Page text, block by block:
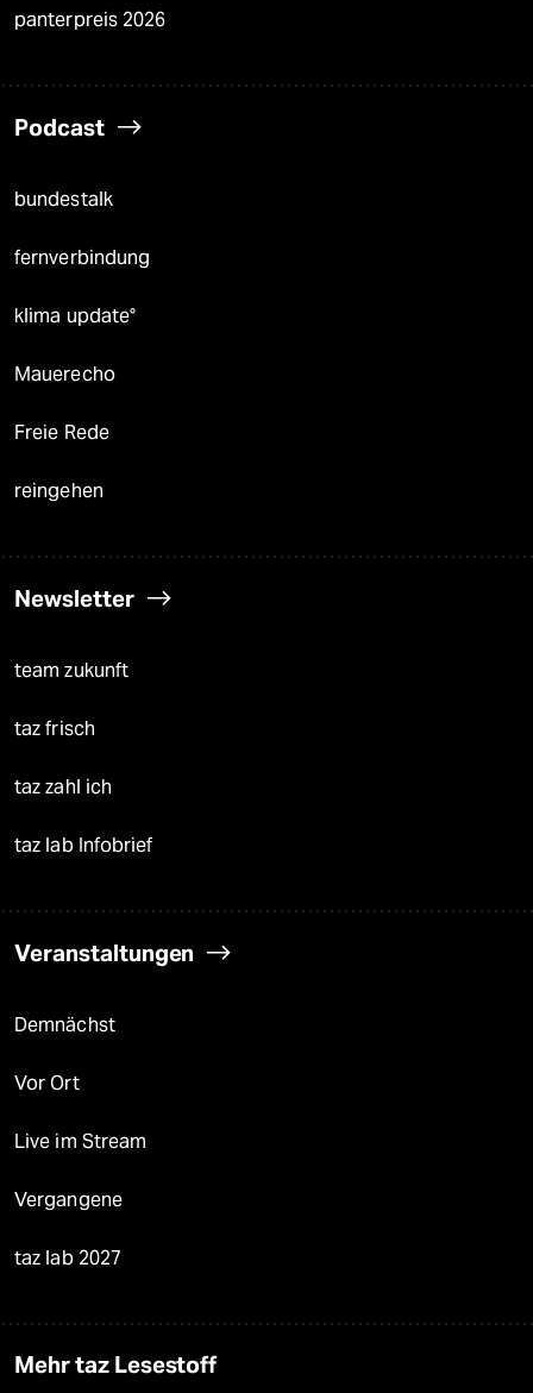
panterpreis 2026
Podcast
bundestalk
fernverbindung
klima update°
Mauerecho
Freie Rede
reingehen
Newsletter
team zukunft
taz frisch
taz zahl ich
taz lab Infobrief
Veranstaltungen
Demnächst
Vor Ort
Live im Stream
Vergangene
taz lab 2027
Mehr taz Lesestoff